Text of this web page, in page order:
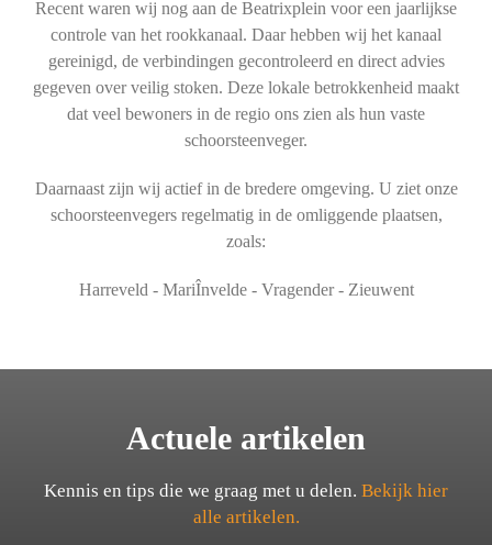
Recent waren wij nog aan de Beatrixplein voor een jaarlijkse
controle van het rookkanaal. Daar hebben wij het kanaal
gereinigd, de verbindingen gecontroleerd en direct advies
gegeven over veilig stoken. Deze lokale betrokkenheid maakt
dat veel bewoners in de regio ons zien als hun vaste
schoorsteenveger.
Daarnaast zijn wij actief in de bredere omgeving. U ziet onze
schoorsteenvegers regelmatig in de omliggende plaatsen,
zoals:
Harreveld - MariÎnvelde - Vragender - Zieuwent
Actuele artikelen
Kennis en tips die we graag met u delen. Bekijk hier
alle artikelen.